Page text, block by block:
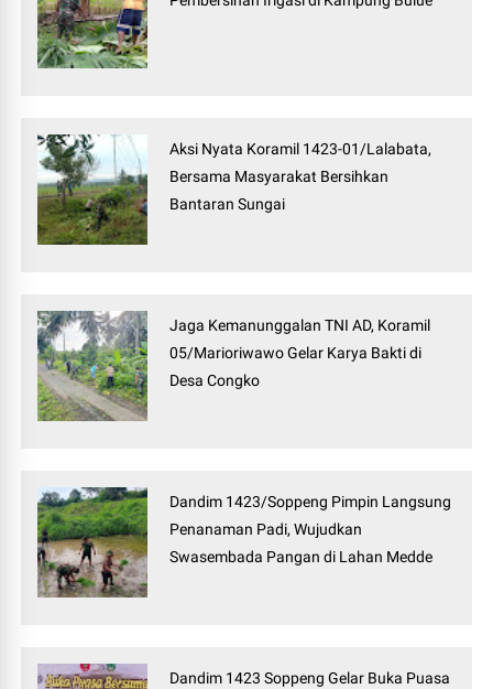
Aksi Nyata Koramil 1423-01/Lalabata,
Bersama Masyarakat Bersihkan
Bantaran Sungai
Jaga Kemanunggalan TNI AD, Koramil
05/Marioriwawo Gelar Karya Bakti di
Desa Congko
Dandim 1423/Soppeng Pimpin Langsung
Penanaman Padi, Wujudkan
Swasembada Pangan di Lahan Medde
Dandim 1423 Soppeng Gelar Buka Puasa